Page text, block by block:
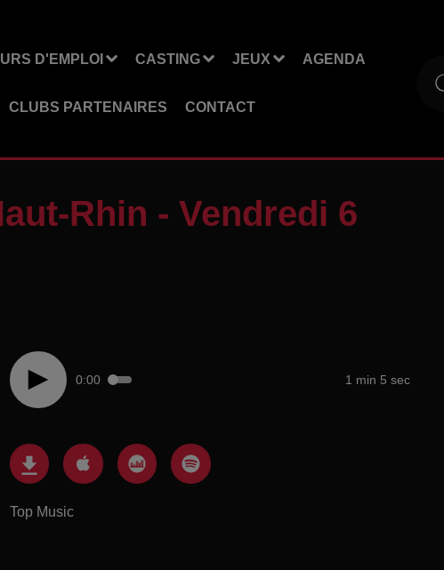
D'EMPLOI CASTING JEUX AGENDA
CLUBS PARTENAIRES CONTACT
Rhin - Vendredi 6
0:00 1 min 5 sec
Top Music